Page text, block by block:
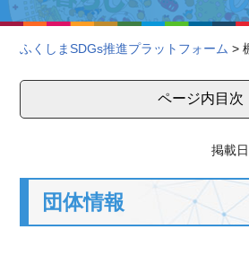
ふくしまSDGs推進プラットフォーム >
ページ内目次
掲載
団体情報